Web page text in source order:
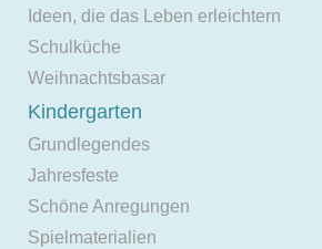
Ideen, die das Leben erleichtern
Schulküche
Weihnachtsbasar
Kindergarten
Grundlegendes
Jahresfeste
Schöne Anregungen
Spielmaterialien